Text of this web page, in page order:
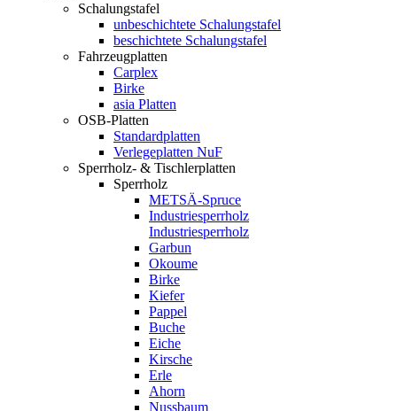
Schalungstafel
unbeschichtete Schalungstafel
beschichtete Schalungstafel
Fahrzeugplatten
Carplex
Birke
asia Platten
OSB-Platten
Standardplatten
Verlegeplatten NuF
Sperrholz- & Tischlerplatten
Sperrholz
METSÄ-Spruce
Industriesperrholz
Industriesperrholz
Garbun
Okoume
Birke
Kiefer
Pappel
Buche
Eiche
Kirsche
Erle
Ahorn
Nussbaum